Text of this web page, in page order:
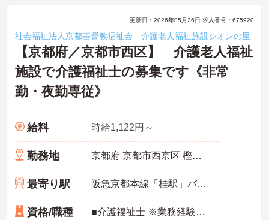
更新日：2026年05月26日 求人番号：675920
社会福祉法人京都基督教福祉会 介護老人福祉施設シオンの里
【京都府／京都市西区】 介護老人福祉
施設で介護福祉士の募集です《非常
勤・夜勤専従》
給料 時給1,122円～
勤務地 京都府 京都市西京区 樫原秤谷町21番地2
最寄り駅 阪急京都本線「桂駅」バス・車8分
資格/職種 ■介護福祉士 ※業務経験あれば尚可